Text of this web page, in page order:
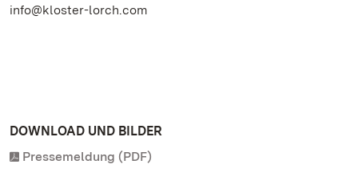
info@kloster-lorch.com
DOWNLOAD UND BILDER
Pressemeldung (PDF)